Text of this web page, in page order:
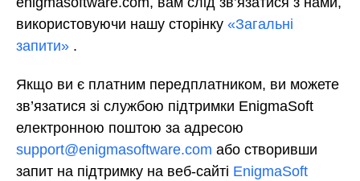
використовуючи нашу сторінку «Загальні
запити» .
Якщо ви є платним передплатником, ви можете
зв’язатися зі службою підтримки EnigmaSoft
електронною поштою за адресою
support@enigmasoftware.com або створивши
запит на підтримку на веб-сайті EnigmaSoft